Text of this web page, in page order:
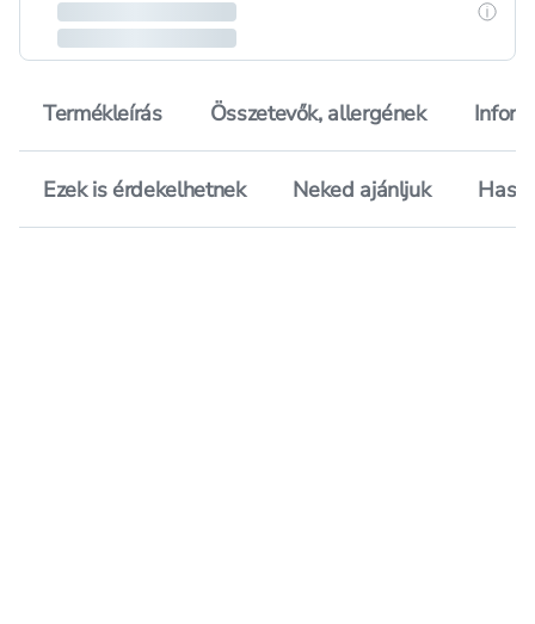
Termékleírás Összetevők, allergének
Ezek is érdekelhetnek Neked ajánljuk